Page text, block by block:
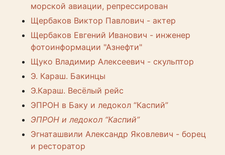
морской авиации, репрессирован
Щербаков Виктор Павлович - актер
Щербаков Евгений Иванович - инженер
фотоинформации "Азнефти"
Щуко Владимир Алексеевич - скульптор
Э. Караш. Бакинцы
Э.Караш. Весёлый рейс
ЭПРОН в Баку и ледокол “Каспий”
ЭПРОН и ледокол “Каспий”
Эгнаташвили Александр Яковлевич - борец
и ресторатор